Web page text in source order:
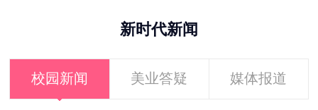
新时代新闻
校园新闻 美业答疑 媒体报道